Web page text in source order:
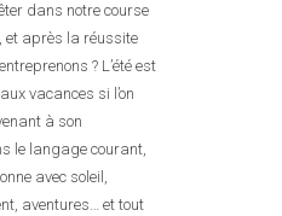
dans notre course
et après la réussite
? L’été est
vacances si l’on
à son
le langage courant,
avec soleil,
aventures… et tout